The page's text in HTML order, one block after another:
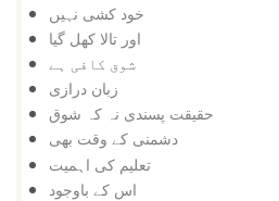
خود کشی نہیں
اور تالا کھل گیا
شوق کافی ہے
زبان درازی
حقیقت پسندی نہ کہ شوق
دشمنی کے وقت بھی
تعلیم کی اہمیت
اس کے باوجود